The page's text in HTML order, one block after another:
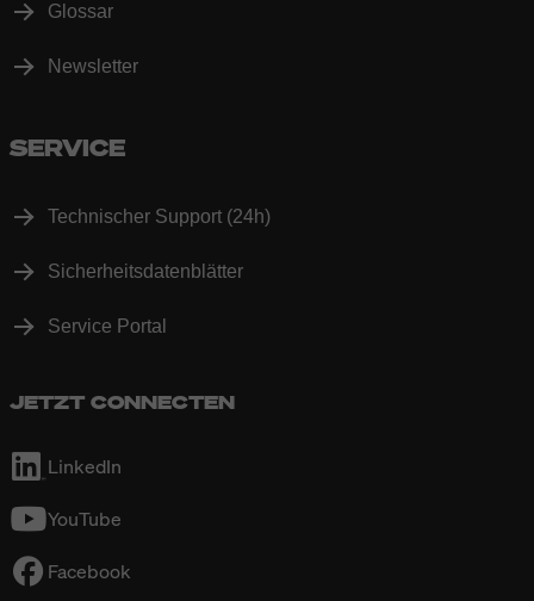
Glossar
Newsletter
SERVICE
Technischer Support (24h)
Sicherheitsdatenblätter
Service Portal
JETZT CONNECTEN
LinkedIn
YouTube
Facebook